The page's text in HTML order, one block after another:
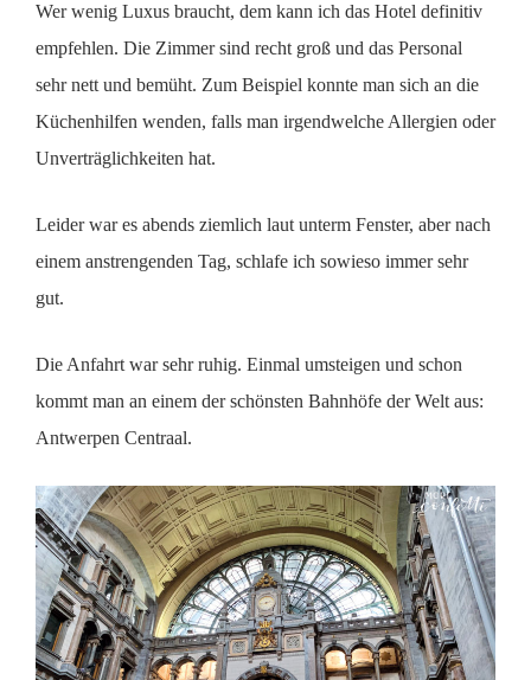
Wer wenig Luxus braucht, dem kann ich das Hotel definitiv
empfehlen. Die Zimmer sind recht groß und das Personal
sehr nett und bemüht. Zum Beispiel konnte man sich an die
Küchenhilfen wenden, falls man irgendwelche Allergien oder
Unverträglichkeiten hat.
Leider war es abends ziemlich laut unterm Fenster, aber nach
einem anstrengenden Tag, schlafe ich sowieso immer sehr
gut.
Die Anfahrt war sehr ruhig. Einmal umsteigen und schon
kommt man an einem der schönsten Bahnhöfe der Welt aus:
Antwerpen Centraal.